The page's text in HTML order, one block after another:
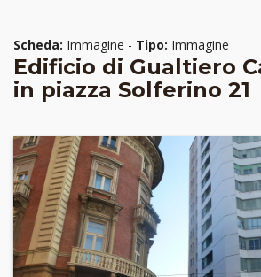
Scheda: Immagine - Tipo: Immagine
Edificio di Gualtiero
in piazza Solferino 21